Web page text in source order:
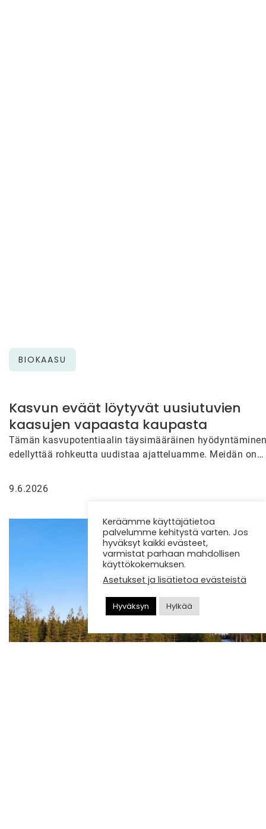
BIOKAASU
Kasvun eväät löytyvät uusiutuvien
kaasujen vapaasta kaupasta
Tämän kasvupotentiaalin täysimääräinen hyödyntäminen
edellyttää rohkeutta uudistaa ajatteluamme. Meidän on
kaasujen kauppaa…
9.6.2026
Keräämme käyttäjätietoa
palvelumme kehitystä varten. Jos
hyväksyt kaikki evästeet,
varmistat parhaan mahdollisen
käyttökokemuksen.
Asetukset ja lisätietoa evästeistä
Hyväksyn Hylkää